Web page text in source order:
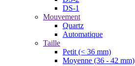
DS-1
Mouvement
Quartz
Automatique
Taille
Petit (< 36 mm)
Moyenne (36 - 42 mm)